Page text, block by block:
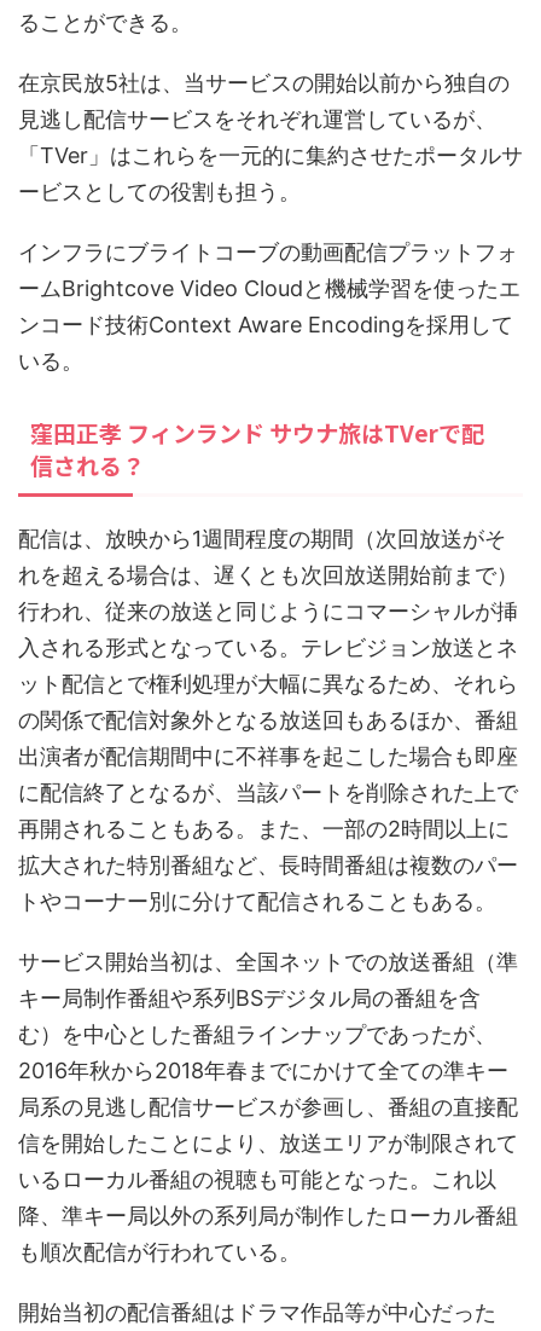
ることができる。
在京民放5社は、当サービスの開始以前から独自の
見逃し配信サービスをそれぞれ運営しているが、
「TVer」はこれらを一元的に集約させたポータルサ
ービスとしての役割も担う。
インフラにブライトコーブの動画配信プラットフォ
ームBrightcove Video Cloudと機械学習を使ったエ
ンコード技術Context Aware Encodingを採用して
いる。
窪田正孝 フィンランド サウナ旅はTVerで配
信される？
配信は、放映から1週間程度の期間（次回放送がそ
れを超える場合は、遅くとも次回放送開始前まで）
行われ、従来の放送と同じようにコマーシャルが挿
入される形式となっている。テレビジョン放送とネ
ット配信とで権利処理が大幅に異なるため、それら
の関係で配信対象外となる放送回もあるほか、番組
出演者が配信期間中に不祥事を起こした場合も即座
に配信終了となるが、当該パートを削除された上で
再開されることもある。また、一部の2時間以上に
拡大された特別番組など、長時間番組は複数のパー
トやコーナー別に分けて配信されることもある。
サービス開始当初は、全国ネットでの放送番組（準
キー局制作番組や系列BSデジタル局の番組を含
む）を中心とした番組ラインナップであったが、
2016年秋から2018年春までにかけて全ての準キー
局系の見逃し配信サービスが参画し、番組の直接配
信を開始したことにより、放送エリアが制限されて
いるローカル番組の視聴も可能となった。これ以
降、準キー局以外の系列局が制作したローカル番組
も順次配信が行われている。
開始当初の配信番組はドラマ作品等が中心だった